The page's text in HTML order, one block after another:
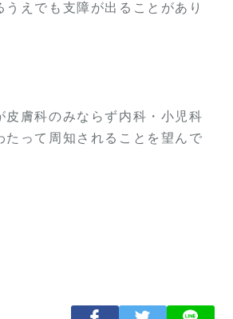
うえでも支障が出ることがあり
皮膚科のみならず内科・小児科
たって周知されることを望んで